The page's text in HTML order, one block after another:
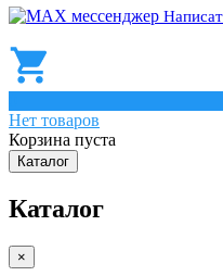
Нет товаров
Корзина пуста
Каталог
Каталог
×